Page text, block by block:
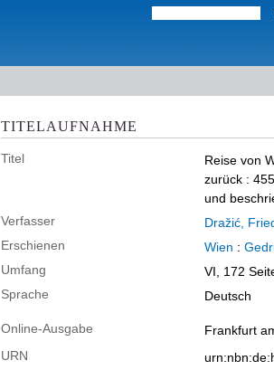
TITELAUFNAHME
Titel
Reise von
zurück :
und
Verfasser
Dražić,
Erschienen
Wien :
Umfang
VI, 172
Sprache
Deutsch
Online-Ausgabe
Frankfurt
URN